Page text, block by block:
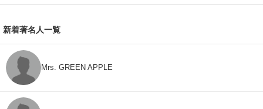
新着著名人一覧
Mrs. GREEN APPLE